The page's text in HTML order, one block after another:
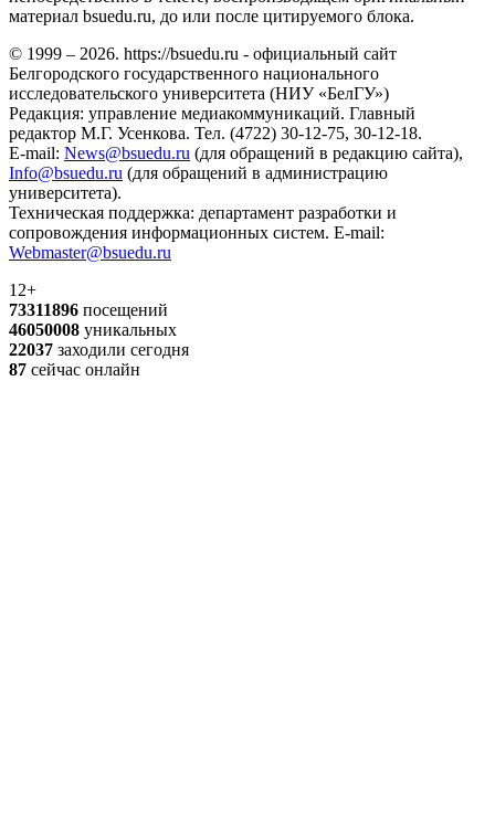
материал bsuedu.ru, до или после цитируемого блока.
© 1999 – 2026. https://bsuedu.ru - официальный сайт
Белгородского государственного национального
исследовательского университета (НИУ «БелГУ»)
Редакция: управление медиакоммуникаций. Главный
редактор М.Г. Усенкова. Тел. (4722) 30-12-75, 30-12-18.
E-mail: News@bsuedu.ru (для обращений в редакцию сайта),
Info@bsuedu.ru (для обращений в администрацию
университета).
Техническая поддержка: департамент разработки и
сопровождения информационных систем. E-mail:
Webmaster@bsuedu.ru
12+
73311896 посещений
46050008 уникальных
22037 заходили сегодня
87 сейчас онлайн